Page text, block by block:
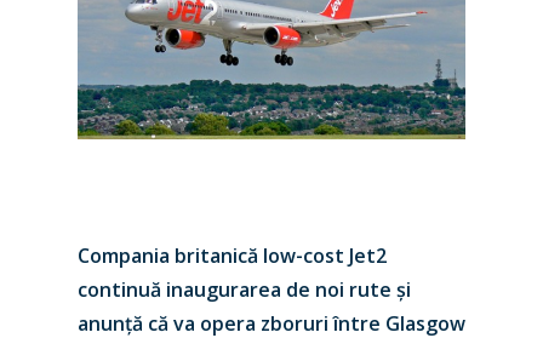
Compania britanică low-cost Jet2
continuă inaugurarea de noi rute și
anunță că va opera zboruri între Glasgow